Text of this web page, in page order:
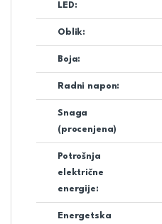
LED:
Oblik:
Boja:
Radni napon:
Snaga
(procenjena)
Potrošnja
električne
energije:
Energetska